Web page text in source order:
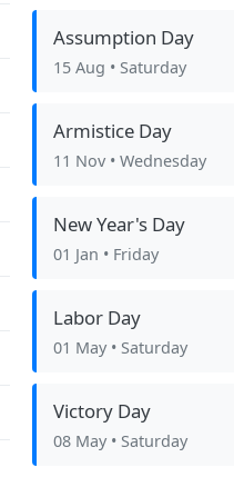
Assumption Day
15 Aug • Saturday
Armistice Day
11 Nov • Wednesday
New Year's Day
01 Jan • Friday
Labor Day
01 May • Saturday
Victory Day
08 May • Saturday